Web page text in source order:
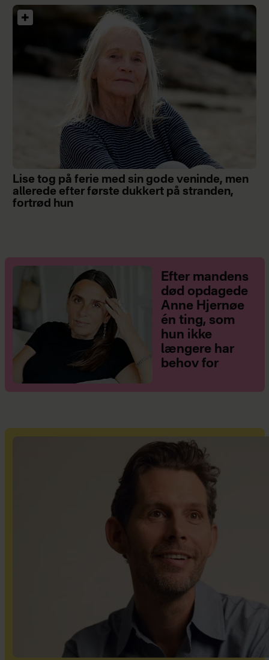
Lise tog på ferie med sin gode veninde, men
allerede efter første dukkert på stranden,
fortrød hun
Efter mandens
død opdagede
Anne Hjernøe
én ting, som
hun ikke
længere har
behov for